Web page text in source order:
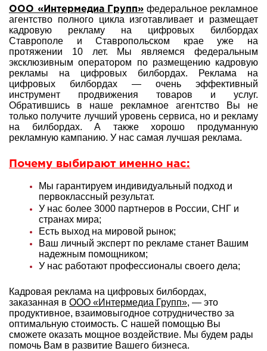
ООО «Интермедиа Групп» федеральное рекламное
агентство полного цикла изготавливает и размещает
кадровую рекламу на цифровых билбордах
Ставрополе и Ставропольском крае уже на
протяжении 10 лет. Мы являемся федеральным
эксклюзивным оператором по размещению кадровую
рекламы на цифровых билбордах. Реклама на
цифровых билбордах — очень эффективный
инструмент продвижения товаров и услуг.
Обратившись в наше рекламное агентство Вы не
только получите лучший уровень сервиса, но и рекламу
на билбордах. А также хорошо продуманную
рекламную кампанию. У нас самая лучшая реклама.
Почему выбирают именно нас:
Мы гарантируем индивидуальный подход и
первоклассный результат.
У нас более 3000 партнеров в России, СНГ и
странах мира;
Есть выход на мировой рынок;
Ваш личный эксперт по рекламе станет Вашим
надежным помощником;
У нас работают профессионалы своего дела;
Кадровая реклама на цифровых билбордах,
заказанная в ООО «Интермедиа Групп», — это
продуктивное, взаимовыгодное сотрудничество за
оптимальную стоимость. С нашей помощью Вы
сможете оказать мощное воздействие. Мы будем рады
помочь Вам в развитие Вашего бизнеса.